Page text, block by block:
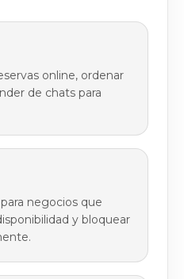
online, ordenar
de chats para
negocios que
y bloquear